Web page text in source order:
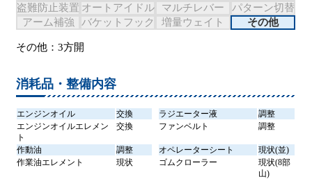
盗難防止装置 オートアイドル マルチレバー
パターン切替
アーム補強
バケットフック 増量ウェイト その他
その他：3方開
消耗品・整備内容
エンジンオイル 交換 ラジエーター液
調整
エンジンオイルエレメン
ト
交換 ファンベルト 調整
作動油 調整 オペレーターシート
現状(並)
作業油エレメント
現状 ゴムクローラー
現状(8部
山)